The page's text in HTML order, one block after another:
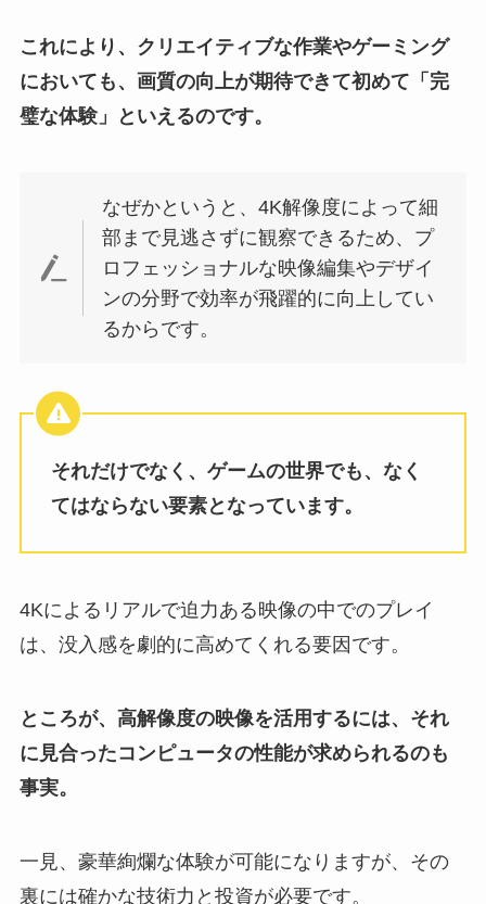
これにより、クリエイティブな作業やゲーミング
においても、画質の向上が期待できて初めて「完
璧な体験」といえるのです。
なぜかというと、4K解像度によって細
部まで見逃さずに観察できるため、プ
ロフェッショナルな映像編集やデザイ
ンの分野で効率が飛躍的に向上してい
るからです。
それだけでなく、ゲームの世界でも、なく
てはならない要素となっています。
4Kによるリアルで迫力ある映像の中でのプレイ
は、没入感を劇的に高めてくれる要因です。
ところが、高解像度の映像を活用するには、それ
に見合ったコンピュータの性能が求められるのも
事実。
一見、豪華絢爛な体験が可能になりますが、その
裏には確かな技術力と投資が必要です。